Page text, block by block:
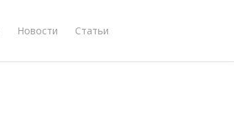
Новости Статьи